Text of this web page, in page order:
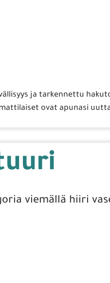
ja tarkennettu
ovat apunasi
viemällä hiiri